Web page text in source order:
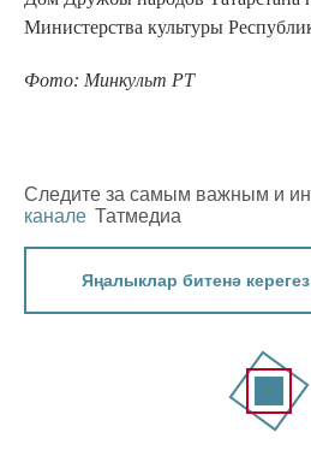
Министерства культуры
Фото: Минкульт РТ
Следите за самым важным и
канале Татмедиа
Яңалыклар битенә керегез